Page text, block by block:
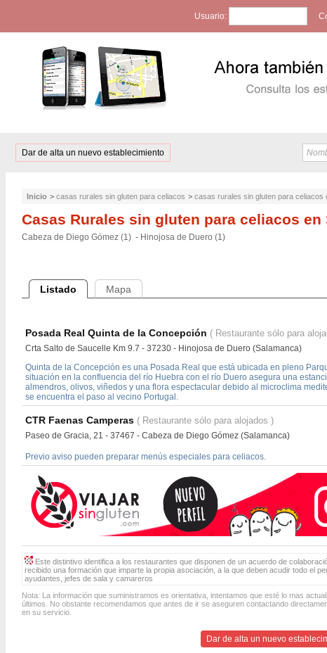
Usuario:
Dar de alta un nuevo establecimiento
Inicio > casas rurales sin gluten para celiacos > casas rurales sin gluten para celiacos
Casas Rurales sin gluten para celiacos en
Cabeza de Diego Gómez (1) - Hinojosa de Duero (1)
Listado Mapa
Posada Real Quinta de la Concepción ( Restaurante sólo para
Crta Salto de Saucelle Km 9.7 - 37230 - Hinojosa de Duero (Salamanca)
Quinta de la Concepción es una Posada Real que está ubicada en pleno
situación en la confluencia del río Huebra con el río Duero asegura una
almendros, olivos, viñedos y una flora espectacular debido al microclima
se encuentra el paso al vecino Portugal.
CTR Faenas Camperas ( Restaurante sólo para alojados )
Paseo de Gracia, 21 - 37467 - Cabeza de Diego Gómez (Salamanca)
Previo aviso pueden preparar menús especiales para celiacos.
Este distintivo identifica a los restaurantes que disponen de un acuerdo de
recibido una formación que imparte la propia asociación, a la que deben acudir todo el
ayudantes, jefes de sala y camareros
Nota: La información que suministramos es orientativa, intentamos que esté lo mas
últimos. No obstante recomendamos que antes de ir se aseguren contactando
en su servicio.
Dar de alta un nuevo